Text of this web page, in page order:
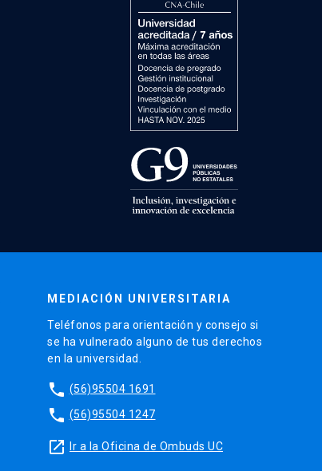
MEDIACIÓN UNIVERSITARIA
Teléfonos para orientación y consejo si
se ha vulnerado alguno de tus derechos
en la universidad.
phone (56)95504 1691
phone (56)95504 1247
launch Ir a la Oficina de Ombuds UC